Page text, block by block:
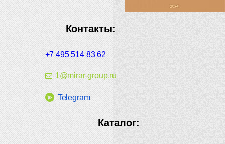
Контакты:
+7 495 514 83 62
1@mirar-group.ru
Telegram
Каталог: